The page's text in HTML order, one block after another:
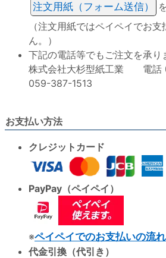
注文用紙（フォーム送信）
（注文用紙ではペイペイでお
ん。）
下記の電話等でもご注文を承り
株式会社大杉型紙工業 電話
059-387-1513
お支払い方法
クレジットカード
PayPay（ペイペイ）
※ペイペイでのお支払いの流れ
代金引換（代引き）